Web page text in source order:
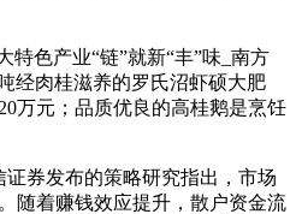
特色产业“链”就新“丰”味_南方
经肉桂滋养的罗氏沼虾硕大肥
万元；品质优良的高桂鹅是烹饪
券发布的策略研究指出，市场
随着赚钱效应提升，散户资金流